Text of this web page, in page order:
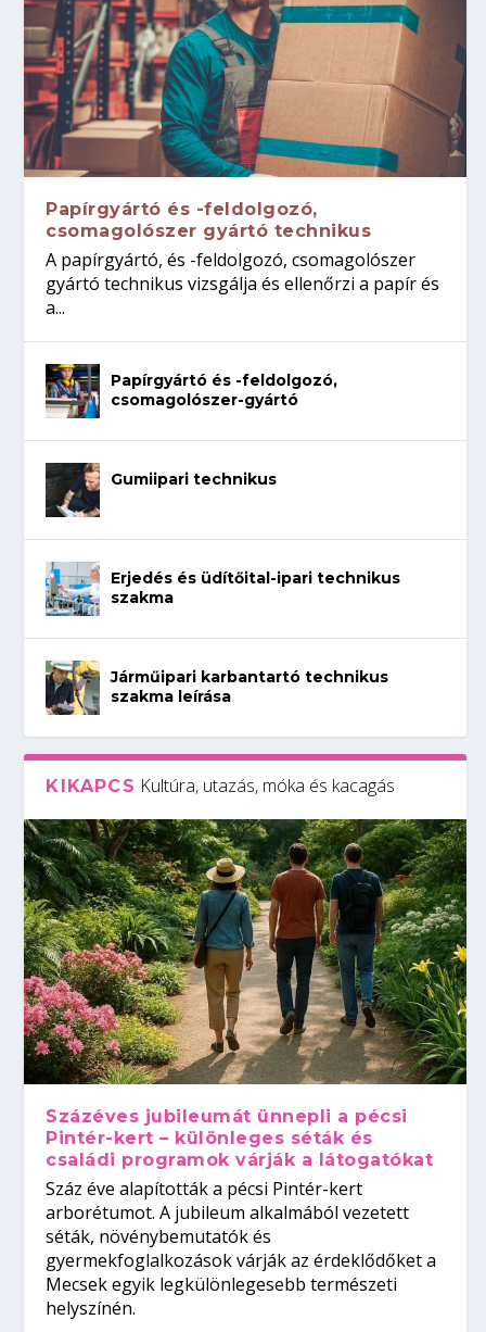
Papírgyártó és -feldolgozó,
csomagolószer gyártó technikus
A papírgyártó, és -feldolgozó, csomagolószer
gyártó technikus vizsgálja és ellenőrzi a papír és
a...
Papírgyártó és -feldolgozó,
csomagolószer-gyártó
Gumiipari technikus
Erjedés és üdítőital-ipari technikus
szakma
Járműipari karbantartó technikus
szakma leírása
KIKAPCS Kultúra, utazás, móka és kacagás
Százéves jubileumát ünnepli a pécsi
Pintér-kert – különleges séták és
családi programok várják a látogatókat
Száz éve alapították a pécsi Pintér-kert
arborétumot. A jubileum alkalmából vezetett
séták, növénybemutatók és
gyermekfoglalkozások várják az érdeklődőket a
Mecsek egyik legkülönlegesebb természeti
helyszínén.